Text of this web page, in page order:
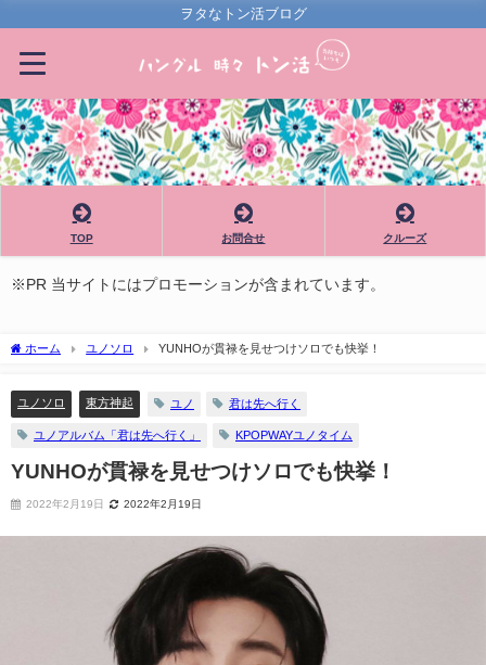
ヲタなトン活ブログ
TOP お問合せ クルーズ
※PR 当サイトにはプロモーションが含まれています。
ホーム ユノソロ YUNHOが貫禄を見せつけソロでも快挙！
ユノソロ 東方神起 ユノ 君は先へ行く
ユノアルバム「君は先へ行く」 KPOPWAYユノタイム
YUNHOが貫禄を見せつけソロでも快挙！
2022年2月19日 2022年2月19日